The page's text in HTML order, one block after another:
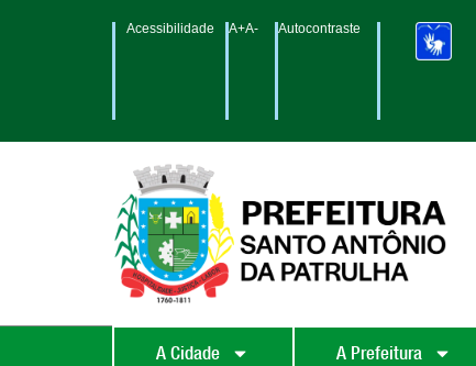
Acessibilidade A+A- Autocontraste
A Cidade A Prefeitura